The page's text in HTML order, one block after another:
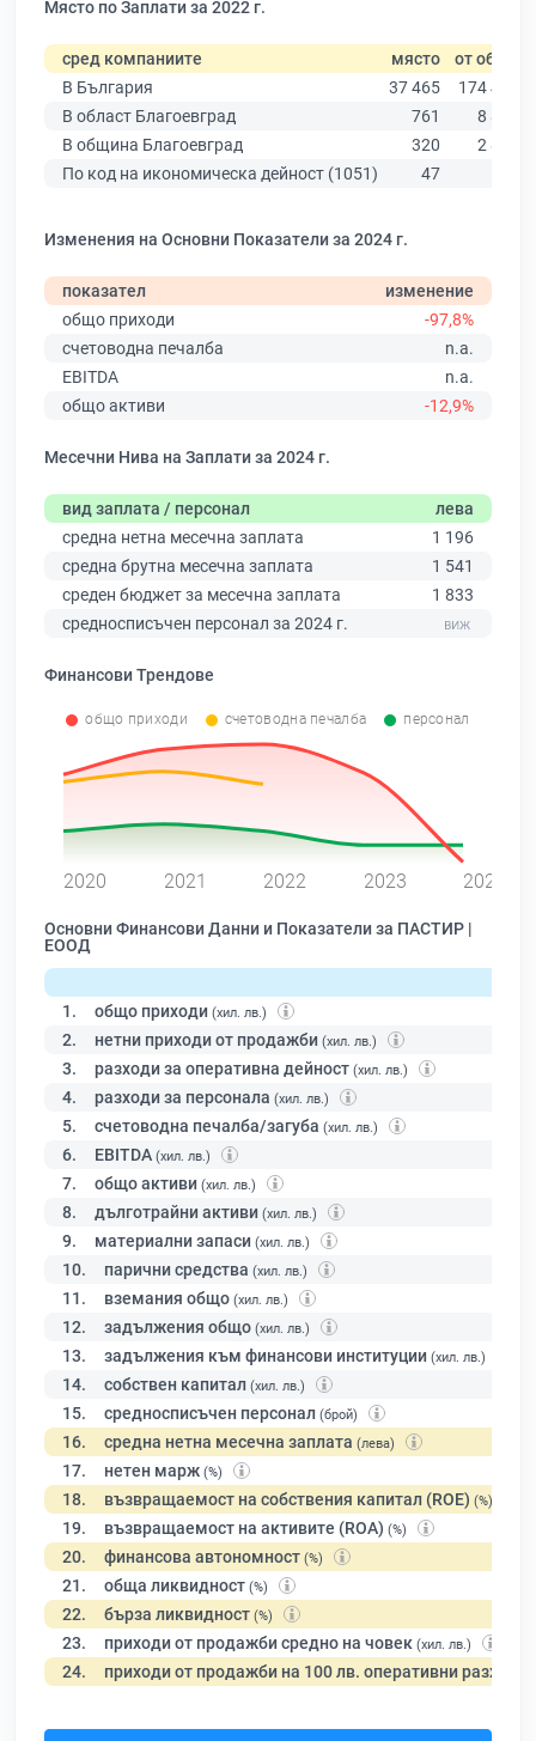
Място по Заплати за 2022 г.
сред компаниите място от общо
В България
37 465
174 403
В област Благоевград
761
8 826
В община Благоевград
320
2 890
По код на икономическа дейност (1051)
47
Изменения на Основни Показатели за 2024 г.
показател
изменение
общо приходи
-97,8%
счетоводна печалба
n.a.
EBITDA
n.a.
общо активи
-12,9%
Месечни Нива на Заплати за 2024 г.
вид заплата / персонал
лева
средна нетна месечна заплата
1 196
средна брутна месечна заплата
1 541
среден бюджет за месечна заплата
1 833
средносписъчен персонал за 2024 г.
Финансови Трендове
общо приходи счетоводна печалба персонал
2020 2021 2022 2023 2024
Основни Финансови Данни и Показатели за ПАСТИР |
ЕООД
1. общо приходи (хил. лв.)
2. нетни приходи от продажби (хил. лв.)
3. разходи за оперативна дейност (хил. лв.)
4. разходи за персонала (хил. лв.)
5. счетоводна печалба/загуба (хил. лв.)
6. EBITDA (хил. лв.)
7. общо активи (хил. лв.)
8. дълготрайни активи (хил. лв.)
9. материални запаси (хил. лв.)
10. парични средства (хил. лв.)
11. вземания общо (хил. лв.)
12. задължения общо (хил. лв.)
13. задължения към финансови институции (хил. лв.)
14. собствен капитал (хил. лв.)
15. средносписъчен персонал (брой)
16. средна нетна месечна заплата (лева)
17. нетен марж (%)
18. възвращаемост на собствения капитал (ROE) (%)
19. възвращаемост на активите (ROA) (%)
20. финансова автономност (%)
21. обща ликвидност (%)
22. бърза ликвидност (%)
23. приходи от продажби средно на човек (хил. лв.)
24. приходи от продажби на 100 лв. оперативни разходи